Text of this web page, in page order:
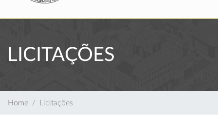
LICITAÇÕES
Home Licitações